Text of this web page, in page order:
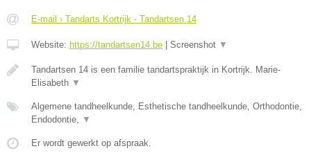
E-mail › Tandarts Kortrijk - Tandartsen 14
Website: https://tandartsen14.be Screenshot ▼
Tandartsen 14 is een familie tandartspraktijk in Kortrijk. Marie-
Elisabeth ▼
Algemene tandheelkunde, Esthetische tandheelkunde, Orthodontie,
Endodontie, ▼
Er wordt gewerkt op afspraak.